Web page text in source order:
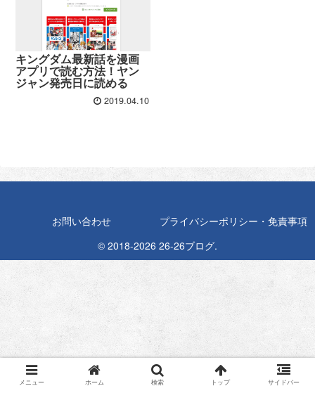
キングダム最新話を漫画
アプリで読む方法！ヤン
ジャン発売日に読める
2019.04.10
お問い合わせ
プライバシーポリシー・免責事項
© 2018-2026 26-26ブログ.
メニュー ホーム 検索 トップ サイドバー